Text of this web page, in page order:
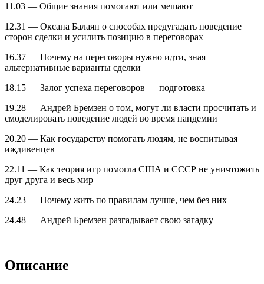
11.03 — Общие знания помогают или мешают
12.31 — Оксана Балаян о способах предугадать поведение
сторон сделки и усилить позицию в переговорах
16.37 — Почему на переговоры нужно идти, зная
альтернативные варианты сделки
18.15 — Залог успеха переговоров — подготовка
19.28 — Андрей Бремзен о том, могут ли власти просчитать и
смоделировать поведение людей во время пандемии
20.20 — Как государству помогать людям, не воспитывая
иждивенцев
22.11 — Как теория игр помогла США и СССР не уничтожить
друг друга и весь мир
24.23 — Почему жить по правилам лучше, чем без них
24.48 — Андрей Бремзен разгадывает свою загадку
Описание